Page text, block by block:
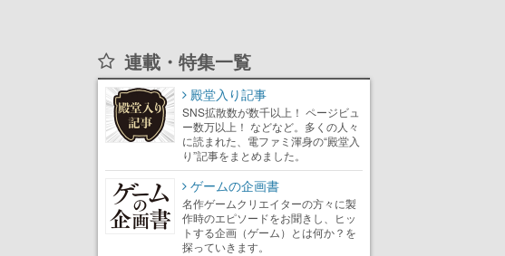
連載・特集一覧
殿堂入り記事
SNS拡散数が数千以上！ ページビュ
ー数万以上！ などなど。多くの人々
に読まれた、電ファミ渾身の“殿堂入
り”記事をまとめました。
ゲームの企画書
名作ゲームクリエイターの方々に製
作時のエピソードをお聞きし、ヒッ
トする企画（ゲーム）とは何か？を
探っていきます。